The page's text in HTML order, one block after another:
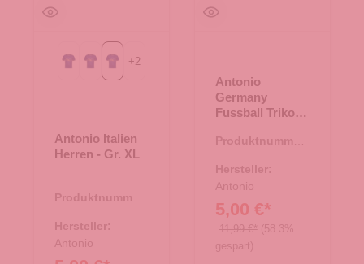
Gr. LGr. MGr. XL
+2
Antonio Italien
Herren - Gr. XL
Produktnummer:
Hersteller:
Antonio
Antonio
Germany
Fussball Trikot +
152 - weiß
Produktnummer:
Hersteller:
Antonio
5,00 €*
11,99 €* (58.3%
gespart)